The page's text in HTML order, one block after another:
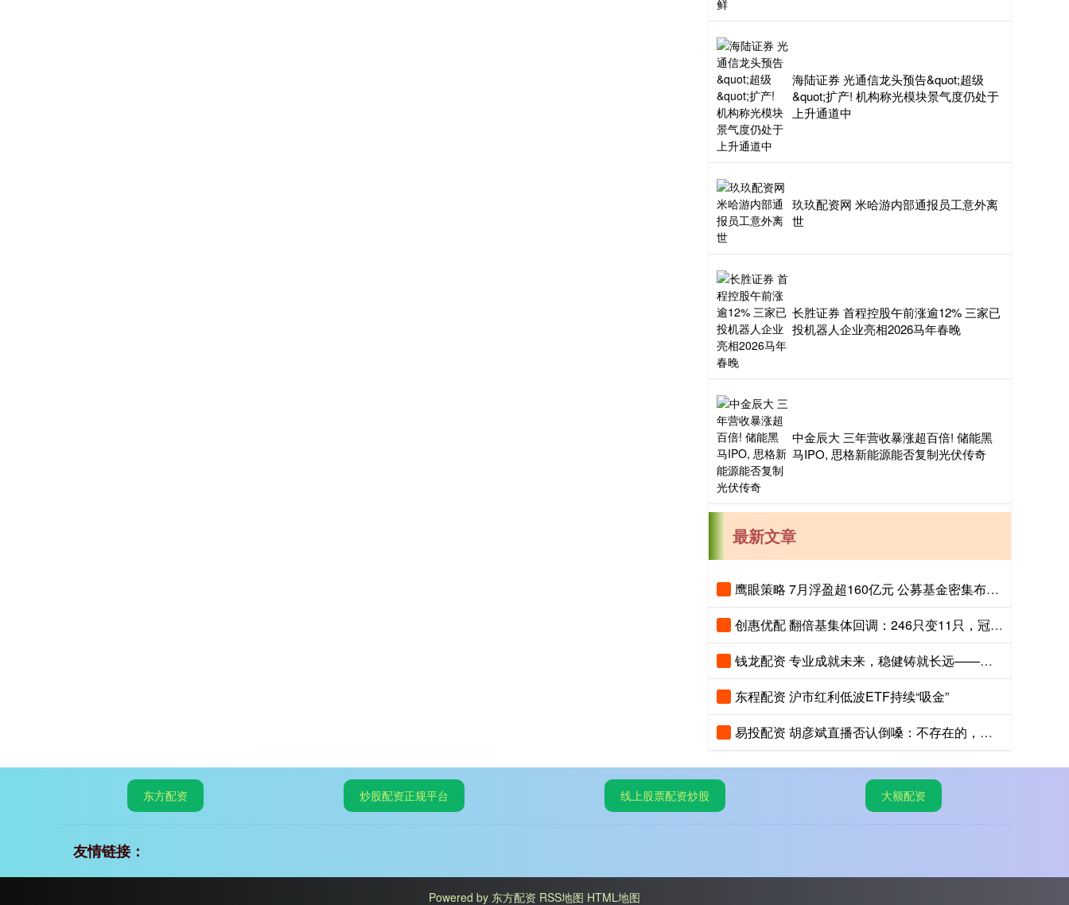
海陆证券 光通信龙头预告&quot;超级
&quot;扩产! 机构称光模块景气度仍处于
上升通道中
玖玖配资网 米哈游内部通报员工意外离
世
长胜证券 首程控股午前涨逾12% 三家已
投机器人企业亮相2026马年春晚
中金辰大 三年营收暴涨超百倍! 储能黑
马IPO, 思格新能源能否复制光伏传奇
最新文章
鹰眼策略 7月浮盈超160亿元 公募基金密集布局A股打新
创惠优配 翻倍基集体回调：246只变11只，冠军基回落超100个百分点
钱龙配资 专业成就未来，稳健铸就长远——博时基金年金业务高质量发展纪实
东程配资 沪市红利低波ETF持续“吸金”
易投配资 胡彦斌直播否认倒嗓：不存在的，大家听完就知道了
东方配资 炒股配资正规平台 线上股票配资炒股 大额配资
友情链接：
Powered by 东方配资 RSS地图 HTML地图